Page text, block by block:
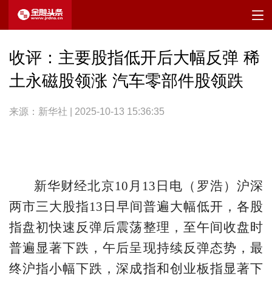
收评：主要股指低开后大幅反弹 稀
土永磁股领涨 汽车零部件股领跌
来源：新华社 | 2025-10-13 15:36:35
新华财经北京10月13日电（罗浩）沪深
两市三大股指13日早间普遍大幅低开，各股
指盘初快速反弹后震荡整理，至午间收盘时
普遍显著下跌，午后呈现持续反弹态势，最
终沪指小幅下跌，深成指和创业板指显著下